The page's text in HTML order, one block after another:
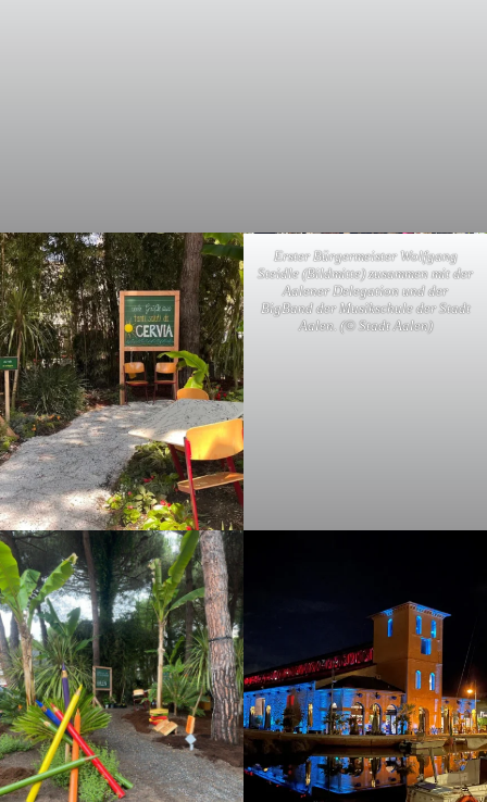
Erster Bürgermeister Wolfgang
Steidle (Bildmitte) zusammen mit der
Aalener Delegation und der
BigBand der Musikschule der Stadt
Aalen. (© Stadt Aalen)